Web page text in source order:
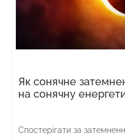
Як сонячне
на сонячну
Спостерігати за